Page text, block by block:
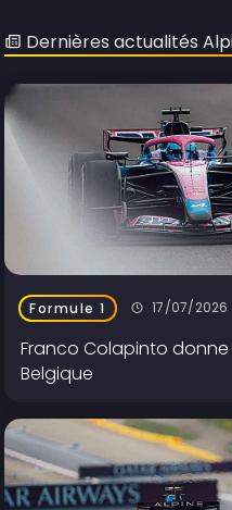
Dernières actualités
Formule 1 17/07/2026
Franco Colapinto
Belgique